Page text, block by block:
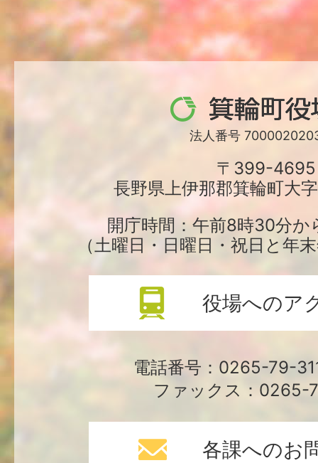
箕
輪
役
場
法人番号
〒399-4695
長野県上伊那郡箕輪町大
開庁時間：午前8時30分か
（土曜日・日曜日・祝日と年
役場へのア
電話番号：0265-79-
ファックス：0265-
各課へのお